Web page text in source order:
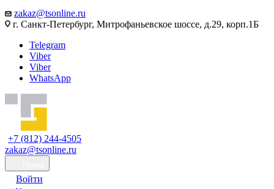
zakaz@tsonline.ru
г. Санкт-Петербург, Митрофаньевское шоссе, д.29, корп.1Б
Telegram
Viber
Viber
WhatsApp
+7 (812) 244-4505
zakaz@tsonline.ru
Войти